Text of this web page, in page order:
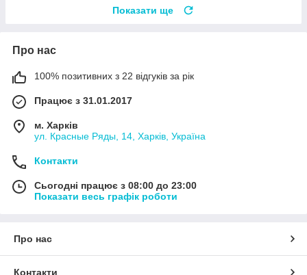
Показати ще
Про нас
100% позитивних з 22 відгуків за рік
Працює з 31.01.2017
м. Харків
ул. Красные Ряды, 14, Харків, Україна
Контакти
Сьогодні працює з 08:00 до 23:00
Показати весь графік роботи
Про нас
Контакти